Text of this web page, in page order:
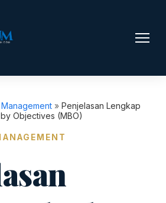
» Penjelasan Lengkap
Objectives (MBO)